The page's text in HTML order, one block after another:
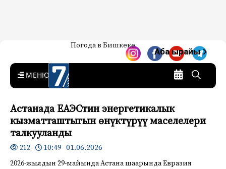
7-канал. Жаңылыктар —
Кыргызстан
Жаңылыктар — Кыргызстан
Погода в Бишкеке
Аба ырайы
MENU
Астанада ЕАЭСтин энергетикалык
кызматташтыгын өнүктүрүү маселелери
талкууланды
212 10:49 01.06.2026
2026-жылдын 29-майында Астана шаарында Евразия